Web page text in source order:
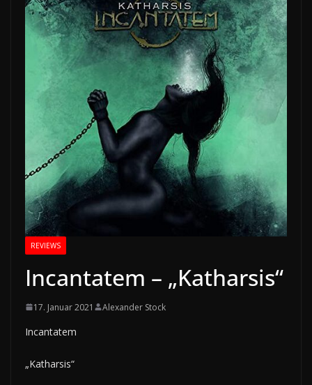
REVIEWS
Incantatem – „Katharsis“
17. Januar 2021 Alexander Stock
Incantatem
„Katharsis“